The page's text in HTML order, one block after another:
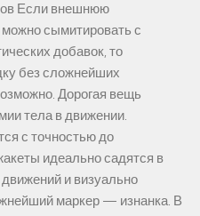
Если внешнюю
сымитировать с
добавок, то
без сложнейших
Дорогая вещь
тела в движении.
с точностью до
идеально садятся в
и визуально
маркер — изнанка. В